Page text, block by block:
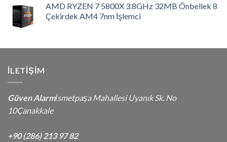
AMD RYZEN 7 5800X 3.8GHz 32MB Önbellek 8
Çekirdek AM4 7nm İşlemci
İLETIŞIM
Güven Alarmİsmetpaşa Mahallesi Uyanık Sk. No
10Çanakkale
+90 (286) 213 97 82